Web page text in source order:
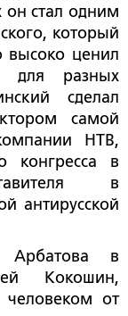
он стал одним
который
высоко ценил
для разных
сделал
самой
НТВ,
конгресса в
в
антирусской
в
Кокошин,
человеком от